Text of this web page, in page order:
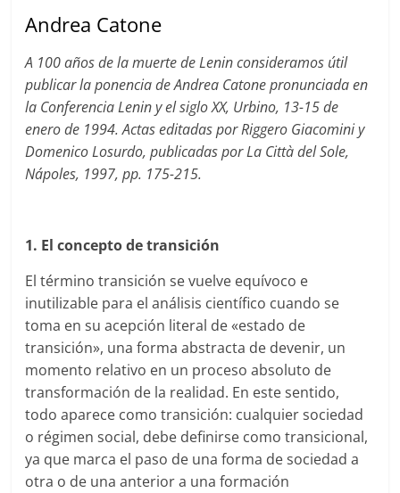
Andrea Catone
A 100 años de la muerte de Lenin consideramos útil
publicar la ponencia de Andrea Catone pronunciada en
la Conferencia Lenin y el siglo XX, Urbino, 13-15 de
enero de 1994. Actas editadas por Riggero Giacomini y
Domenico Losurdo, publicadas por La Città del Sole,
Nápoles, 1997, pp. 175-215.
1. El concepto de transición
El término transición se vuelve equívoco e
inutilizable para el análisis científico cuando se
toma en su acepción literal de «estado de
transición», una forma abstracta de devenir, un
momento relativo en un proceso absoluto de
transformación de la realidad. En este sentido,
todo aparece como transición: cualquier sociedad
o régimen social, debe definirse como transicional,
ya que marca el paso de una forma de sociedad a
otra o de una anterior a una formación